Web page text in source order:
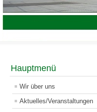
Hauptmenü
Wir über uns
Aktuelles/Veranstaltungen